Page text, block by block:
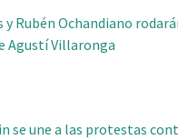
y Rubén Ochandiano
Agustí Villaronga
se une a las protestas